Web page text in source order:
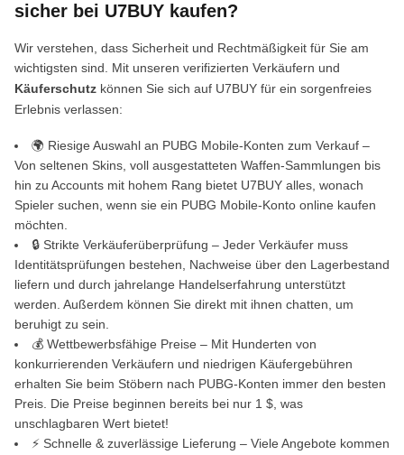
sicher bei U7BUY kaufen?
Wir verstehen, dass Sicherheit und Rechtmäßigkeit für Sie am
wichtigsten sind. Mit unseren verifizierten Verkäufern und
Käuferschutz können Sie sich auf U7BUY für ein sorgenfreies
Erlebnis verlassen:
🌍 Riesige Auswahl an PUBG Mobile-Konten zum Verkauf –
Von seltenen Skins, voll ausgestatteten Waffen-Sammlungen bis
hin zu Accounts mit hohem Rang bietet U7BUY alles, wonach
Spieler suchen, wenn sie ein PUBG Mobile-Konto online kaufen
möchten.
🔒 Strikte Verkäuferüberprüfung – Jeder Verkäufer muss
Identitätsprüfungen bestehen, Nachweise über den Lagerbestand
liefern und durch jahrelange Handelserfahrung unterstützt
werden. Außerdem können Sie direkt mit ihnen chatten, um
beruhigt zu sein.
💰 Wettbewerbsfähige Preise – Mit Hunderten von
konkurrierenden Verkäufern und niedrigen Käufergebühren
erhalten Sie beim Stöbern nach PUBG-Konten immer den besten
Preis. Die Preise beginnen bereits bei nur 1 $, was
unschlagbaren Wert bietet!
⚡ Schnelle & zuverlässige Lieferung – Viele Angebote kommen